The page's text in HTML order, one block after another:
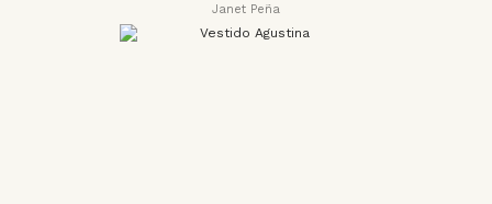
Janet Peña